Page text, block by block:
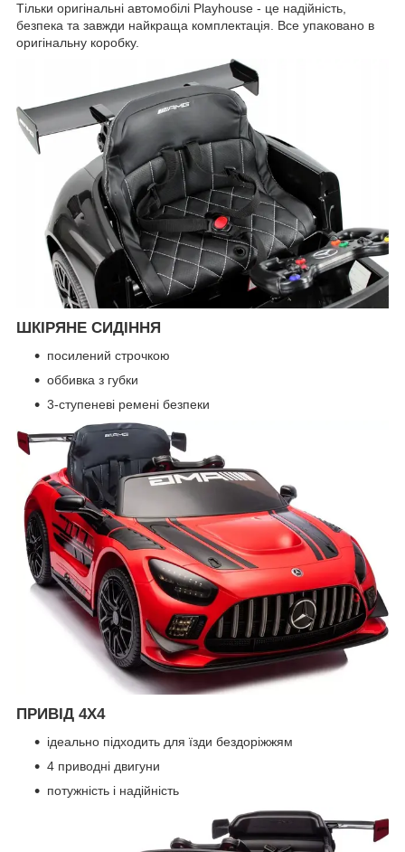
Тільки оригінальні автомобілі Playhouse - це надійність,
безпека та завжди найкраща комплектація. Все упаковано в
оригінальну коробку.
ШКІРЯНЕ СИДІННЯ
посилений строчкою
оббивка з губки
3-ступеневі ремені безпеки
ПРИВІД 4X4
ідеально підходить для їзди бездоріжжям
4 приводні двигуни
потужність і надійність